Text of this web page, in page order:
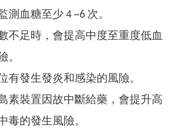
測血糖至少 4 ~6 次。
不足時，會提高中度至重度低血
。
有發生發炎和感染的風險。
素裝置因故中斷給藥，會提升高
毒的發生風險。